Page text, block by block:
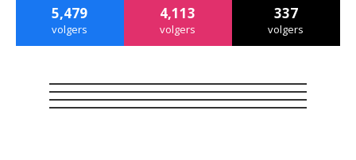
5,479
volgers
4,113
volgers
337
volgers